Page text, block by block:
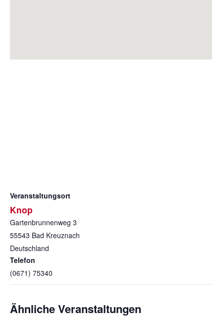
Veranstaltungsort
Knop
Gartenbrunnenweg 3
55543 Bad Kreuznach
Deutschland
Telefon
(0671) 75340
Ähnliche Veranstaltungen